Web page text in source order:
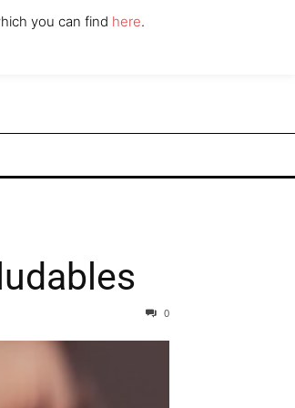
0
you can find here.